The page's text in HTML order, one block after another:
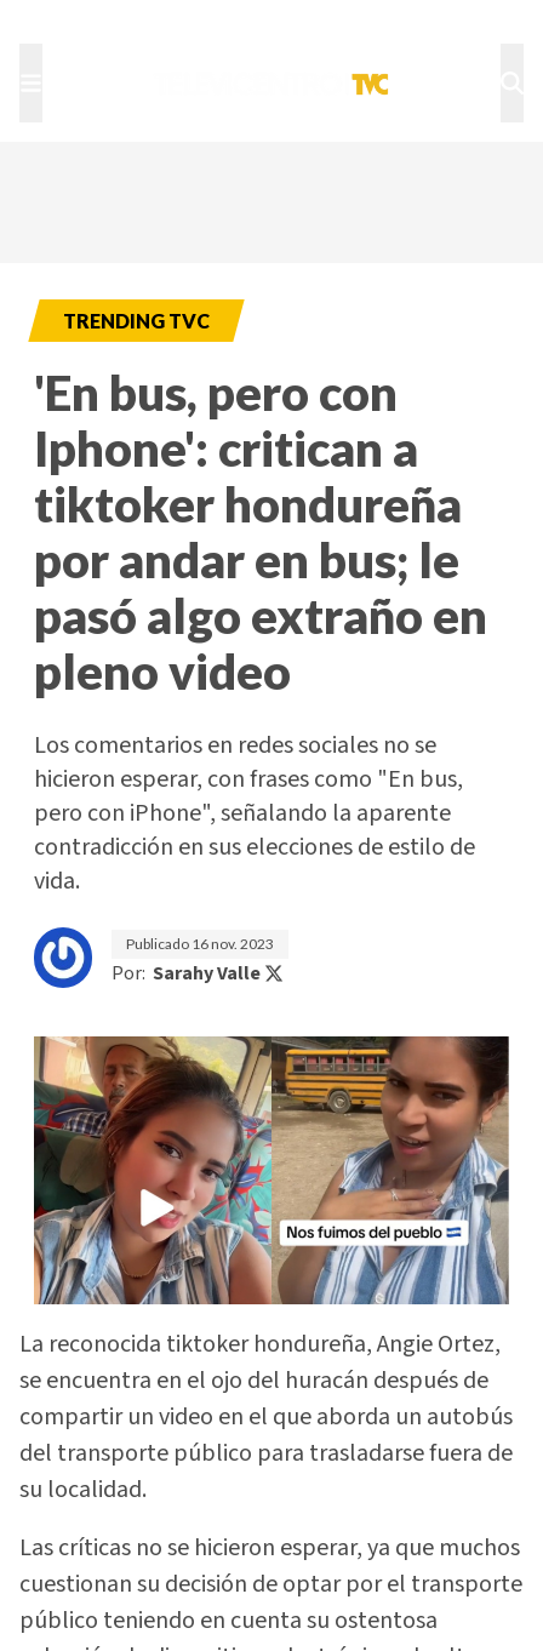
TRENDING TVC
'En bus, pero con
Iphone': critican a
tiktoker hondureña
por andar en bus; le
pasó algo extraño en
pleno video
Los comentarios en redes sociales no se
hicieron esperar, con frases como "En bus,
pero con iPhone", señalando la aparente
contradicción en sus elecciones de estilo de
vida.
Publicado 16 nov. 2023
Por: Sarahy Valle
La reconocida tiktoker hondureña, Angie Ortez,
se encuentra en el ojo del huracán después de
compartir un video en el que aborda un autobús
del transporte público para trasladarse fuera de
su localidad.
Las críticas no se hicieron esperar, ya que muchos
cuestionan su decisión de optar por el transporte
público teniendo en cuenta su ostentosa